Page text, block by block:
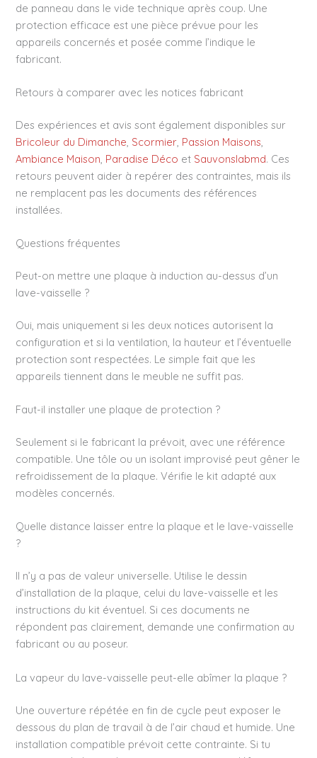
de panneau dans le vide technique après coup. Une
protection efficace est une pièce prévue pour les
appareils concernés et posée comme l’indique le
fabricant.
Retours à comparer avec les notices fabricant
Des expériences et avis sont également disponibles sur
Bricoleur du Dimanche Scormier Passion Maisons
Ambiance Maison Paradise Déco et Sauvonslabmd. Ces
retours peuvent aider à repérer des contraintes, mais ils
ne remplacent pas les documents des références
installées.
Questions fréquentes
Peut-on mettre une plaque à induction au-dessus d’un
lave-vaisselle ?
Oui, mais uniquement si les deux notices autorisent la
configuration et si la ventilation, la hauteur et l’éventuelle
protection sont respectées. Le simple fait que les
appareils tiennent dans le meuble ne suffit pas.
Faut-il installer une plaque de protection ?
Seulement si le fabricant la prévoit, avec une référence
compatible. Une tôle ou un isolant improvisé peut gêner le
refroidissement de la plaque. Vérifie le kit adapté aux
modèles concernés.
Quelle distance laisser entre la plaque et le lave-vaisselle
?
Il n’y a pas de valeur universelle. Utilise le dessin
d’installation de la plaque, celui du lave-vaisselle et les
instructions du kit éventuel. Si ces documents ne
répondent pas clairement, demande une confirmation au
fabricant ou au poseur.
La vapeur du lave-vaisselle peut-elle abîmer la plaque ?
Une ouverture répétée en fin de cycle peut exposer le
dessous du plan de travail à de l’air chaud et humide. Une
installation compatible prévoit cette contrainte. Si tu